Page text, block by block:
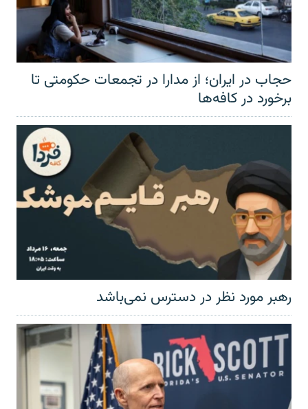
حجاب در ایران؛ از مدارا در تجمعات حکومتی تا
برخورد در کافه‌ها
رهبر مورد نظر در دسترس نمی‌باشد